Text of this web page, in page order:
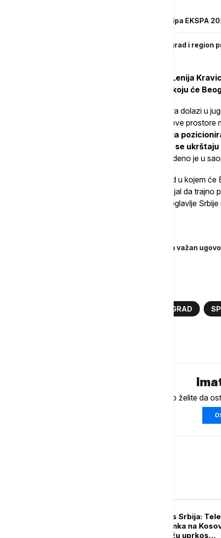
Ekspo 2027: Zloupotreba imena i logotipa EKSPA
Ekspo 2027 na sajmu u Banjaluci: Beograd i region
Lenija
Solej predstavljaju uvod u atmosferu koju će
"Prvi put u istoriji, događaj ovakvih razmera dolazi u
nova mesta susreta, nove centre ideja i nove
Beograd predstavlja priliku da se Srbija
budućnosti, na mapi gradova u kojima se
", navedeno je u
Dodaje se da će naredna godina biti period u kojem
globalnih tačaka susreta sveta, uz potencijal da
posmatra region i otvori novo razvojno poglavlje
Amerika stiže na Ekspo 2027: Potpisan važan
BEOGRAD
Ukoliko želite da
Lučić za Euronews Srbija:
ostaje stub opstanka na
Metohiji i širi mrežu uprkos